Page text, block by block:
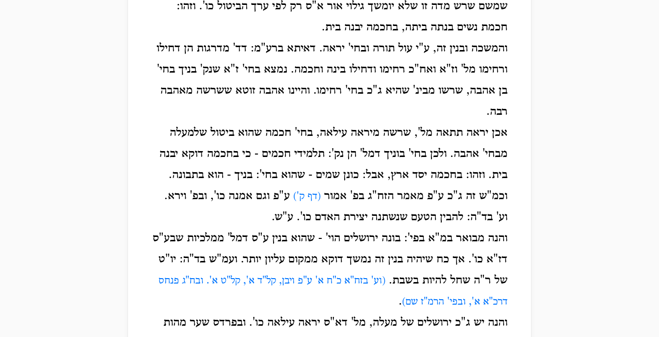
שמשם שרש מדה זו שלא יומשך גילוי אור א"ס רק לפי ערך הביטול כו'. וזהו:
חכמת נשים בנתה ביתה, בחכמה יבנה בית.
והמשכה ובנין זה, ע"י עול תורה ובחי' יראה. דאיתא ברע"מ: דד' מדרגות הן דחילו
ורחימו מל' וז"א ואח"כ רחימו ודחילו בינה וחכמה. נמצא בחי' ז"א שנק' בניך בחי'
בן אהבה, שרשו מבינ' שהיא ג"כ בחי' רחימו. והיינו אהבה זוטא ששרשה מאהבה
רבה.
אכן יראה תתאה מל', שרשה מיראה עילאה, בחי' חכמה שהוא ביטול שלמעלה
מבחי' אהבה. ולכן בחי' בוניך דמל' הן נק': תלמידי חכמים - כי בחכמה דוקא יבנה
בית. וזהו: בחכמה יסד ארץ, אבל: כונן שמים - שהוא בחי': בניך - הוא בתבונה.
וכמ"ש זה ג"כ ע"פ מאמר הזח"ג בפ' אמור (דף ק') ע"פ וגם אמנה כו', ובפ' וירא.
וע' בד"ה: להבין הטעם שנשתנה יצירת האדם כו'. ע"ש.
והנה מבואר במ"א בפי': בונה ירושלים הוי' - שהוא בנין ע"ס דמל' ממלכיות שבע"ס
דז"א כו'. אך כח שיהיה בנין זה נמשך דוקא ממקום עליון יותר. ועמ"ש בד"ה: יו"ט
של ר"ה שחל להיות בשבת. (וע' בזח"א כ"ח א' ע"פ ויבן, קל"ד א', קל"ט א'. ובח"ג פנחס
דרכ"א א', ובפי' הרמ"ז שם).
והנה יש ג"כ ירושלים של מעלה, מל' דא"ס יראה עילאה כו'. ובפרדס שער מהות